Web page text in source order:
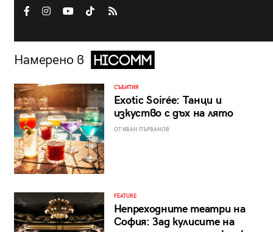
Намерено в
СЪБИТИЯ
Exotic Soirée: Танци и
изкуство с дъх на лято
ОТ ИВАН ПЪРВАНОВ
FEATURE
Непреходните театри на
София: Зад кулисите на